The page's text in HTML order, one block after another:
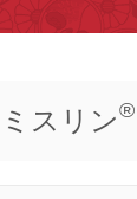
スリン®